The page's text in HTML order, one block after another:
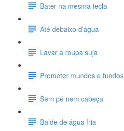
Bater na mesma tecla
Até debaixo d’água
Lavar a roupa suja
Prometer mundos e fundos
Sem pé nem cabeça
Balde de água fria